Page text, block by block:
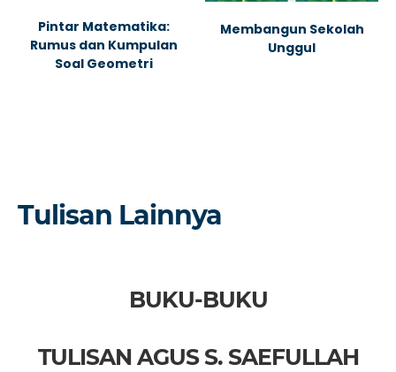
Pintar Matematika:
Rumus dan Kumpulan
Soal Geometri
Membangun Sekolah
Unggul
Tulisan Lainnya
BUKU-BUKU
TULISAN AGUS S. SAEFULLAH